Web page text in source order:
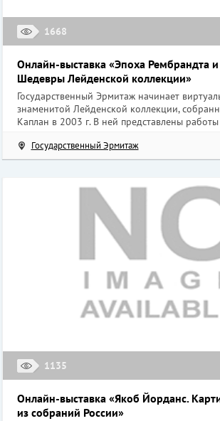
1668
Онлайн-выставка «Эпоха Рембрандта
Шедевры Лейденской коллекции»
Государственный Эрмитаж начинает
знаменитой Лейденской коллекции,
Каплан в 2003 г. В ней представлены
Государственный Эрмитаж
1135
Онлайн-выставка «Якоб Йорданс.
из собраний России»